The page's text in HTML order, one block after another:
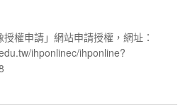
權申請」網站申請授權，網址：
ihponlinec/ihponline?